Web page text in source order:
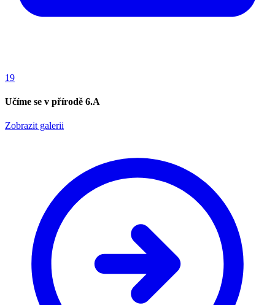
19
Učíme se v přírodě 6.A
Zobrazit galerii